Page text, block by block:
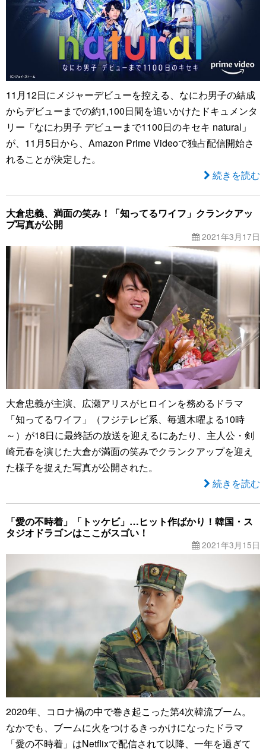
11月12日にメジャーデビューを控える、なにわ男子の結成
からデビューまでの約1,100日間を追いかけたドキュメンタ
リー「なにわ男子 デビューまで1100日のキセキ natural」
が、11月5日から、Amazon Prime Videoで独占配信開始さ
れることが決定した。
続きを読む
大倉忠義、満面の笑み！「知ってるワイフ」クランクアッ
プ写真が公開
2021年3月17日
大倉忠義が主演、広瀬アリスがヒロインを務めるドラマ
「知ってるワイフ」（フジテレビ系、毎週木曜よる10時
～）が18日に最終話の放送を迎えるにあたり、主人公・剣
崎元春を演じた大倉が満面の笑みでクランクアップを迎え
た様子を捉えた写真が公開された。
続きを読む
「愛の不時着」「トッケビ」…ヒット作ばかり！韓国・ス
タジオドラゴンはここがスゴい！
2021年3月15日
2020年、コロナ禍の中で巻き起こった第4次韓流ブーム。
なかでも、ブームに火をつけるきっかけになったドラマ
「愛の不時着」はNetflixで配信されて以降、一年を過ぎて